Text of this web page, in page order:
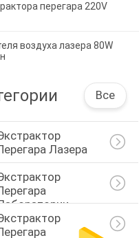
перегара 220V
воздуха лазера 80W
Все
Лазера